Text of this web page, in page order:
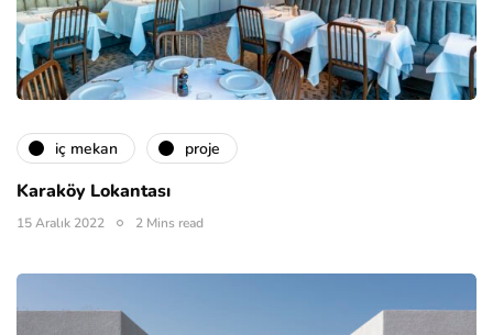
i̇ç mekan proje
Karaköy Lokantası
15 Aralık 2022 2 Mins read